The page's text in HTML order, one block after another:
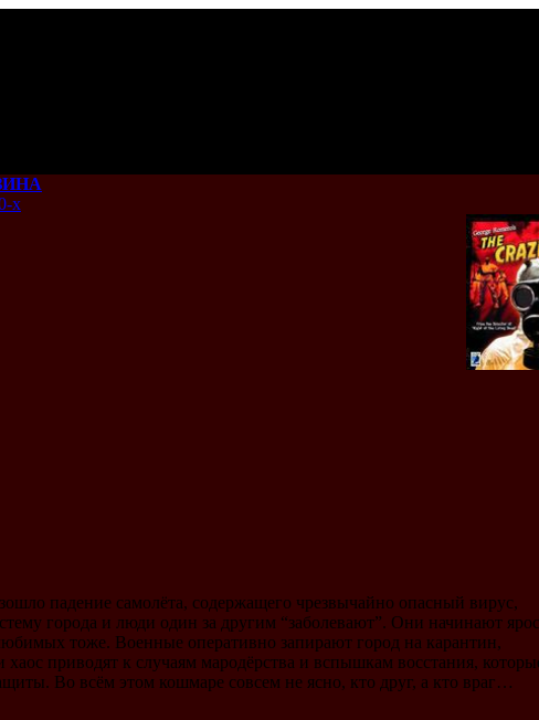
х
падение самолёта, содержащего чрезвычайно опасный вирус,
города и люди один за другим “заболевают”. Они начинают
тоже. Военные оперативно запирают город на карантин,
приводят к случаям мародёрства и вспышкам восстания,
Во всём этом кошмаре совсем не ясно, кто друг, а кто враг…